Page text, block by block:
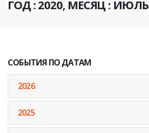
ГОД : 2020, МЕСЯЦ : ИЮЛЬ
СОБЫТИЯ ПО ДАТАМ
2026
2025